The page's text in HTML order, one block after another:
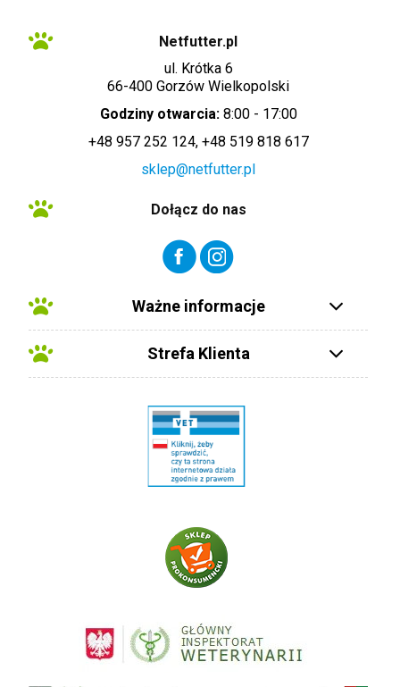
Netfutter.pl
ul. Krótka 6
66-400 Gorzów Wielkopolski
Godziny otwarcia:8:00 - 17:00
+48 957 252 124, +48 519 818 617
sklep@netfutter.pl
Dołącz do nas
Ważne informacje
Strefa Klienta